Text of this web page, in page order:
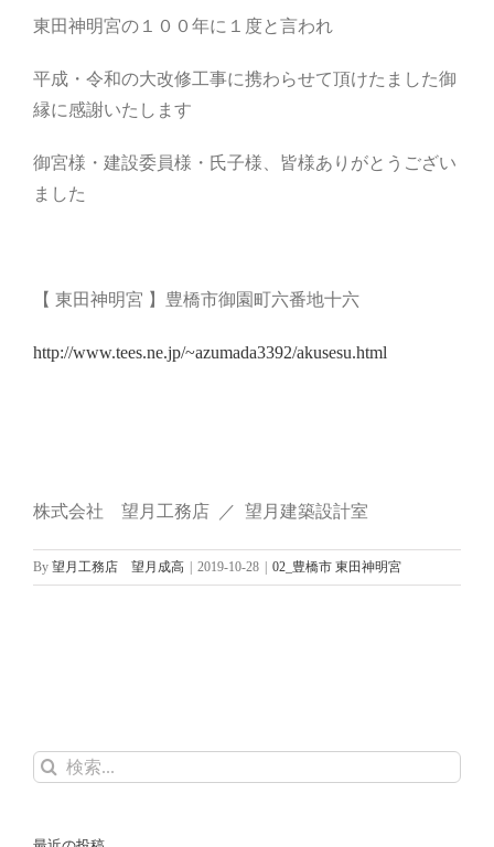
東田神明宮の１００年に１度と言われ
平成・令和の大改修工事に携わらせて頂けたました御
縁に感謝いたします
御宮様・建設委員様・氏子様、皆様ありがとうござい
ました
【 東田神明宮 】豊橋市御園町六番地十六
http://www.tees.ne.jp/~azumada3392/akusesu.html
株式会社 望月工務店 ／ 望月建築設計室
By 望月工務店 望月成高 2019-10-28 02_豊橋市 東田神明宮
検